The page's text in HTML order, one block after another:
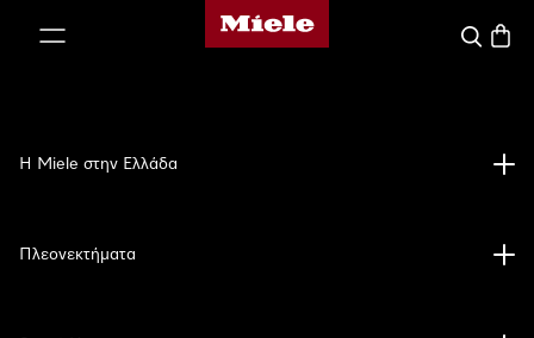
Αρχική σελίδα της Miele
Η Miele στην Ελλάδα
Πλεονεκτήματα